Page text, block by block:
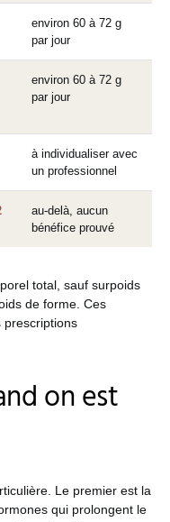
environ 60 à 72 g
par jour
environ 60 à 72 g
par jour
à individualiser avec
un professionnel
au-delà, aucun
bénéfice prouvé
total, sauf surpoids
de forme. Ces
prescriptions
on est
Le premier est la
qui prolongent le